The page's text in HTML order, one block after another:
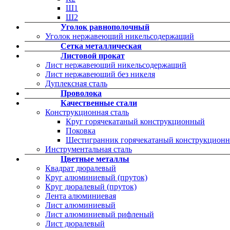
Ш1
Ш2
Уголок равнополочный
Уголок нержавеющий никельсодержащий
Сетка металлическая
Листовой прокат
Лист нержавеющий никельсодержащий
Лист нержавеющий без никеля
Дуплексная сталь
Проволока
Качественные стали
Конструкционная сталь
Круг горячекатаный конструкционный
Поковка
Шестигранник горячекатаный
Инструментальная сталь
Цветные металлы
Квадрат дюралевый
Круг алюминиевый (пруток)
Круг дюралевый (пруток)
Лента алюминиевая
Лист алюминиевый
Лист алюминиевый рифленый
Лист дюралевый